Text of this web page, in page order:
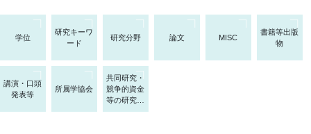
学位
研究キーワ
ード
研究分野 論文 MISC
書籍等出版
物
講演・口頭
発表等
所属学協会
共同研究・
競争的資金
等の研究課
題